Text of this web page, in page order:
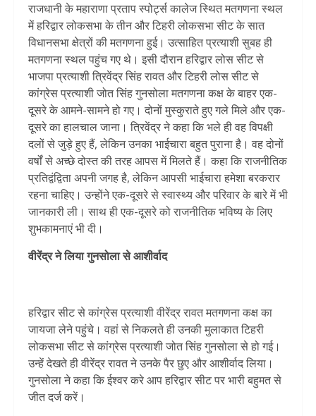
राजधानी के महाराणा प्रताप स्पोर्ट्स कालेज स्थित मतगणना स्थल
में हरिद्वार लोकसभा के तीन और टिहरी लोकसभा सीट के सात
विधानसभा क्षेत्रों की मतगणना हुई। उत्साहित प्रत्याशी सुबह ही
मतगणना स्थल पहुंच गए थे। इसी दौरान हरिद्वार लोस सीट से
भाजपा प्रत्याशी त्रिवेंद्र सिंह रावत और टिहरी लोस सीट से
कांग्रेस प्रत्याशी जोत सिंह गुनसोला मतगणना कक्ष के बाहर एक-
दूसरे के आमने-सामने हो गए। दोनों मुस्कुराते हुए गले मिले और एक-
दूसरे का हालचाल जाना। त्रिवेंद्र ने कहा कि भले ही वह विपक्षी
दलों से जुड़े हुए हैं, लेकिन उनका भाईचारा बहुत पुराना है। वह दोनों
वर्षों से अच्छे दोस्त की तरह आपस में मिलते हैं। कहा कि राजनीतिक
प्रतिद्वंद्विता अपनी जगह है, लेकिन आपसी भाईचारा हमेशा बरकरार
रहना चाहिए। उन्होंने एक-दूसरे से स्वास्थ्य और परिवार के बारे में भी
जानकारी ली। साथ ही एक-दूसरे को राजनीतिक भविष्य के लिए
शुभकामनाएं भी दी।
वीरेंद्र ने लिया गुनसोला से आशीर्वाद
हरिद्वार सीट से कांग्रेस प्रत्याशी वीरेंद्र रावत मतगणना कक्ष का
जायजा लेने पहुंचे। वहां से निकलते ही उनकी मुलाकात टिहरी
लोकसभा सीट से कांग्रेस प्रत्याशी जोत सिंह गुनसोला से हो गई।
उन्हें देखते ही वीरेंद्र रावत ने उनके पैर छुए और आशीर्वाद लिया।
गुनसोला ने कहा कि ईश्वर करे आप हरिद्वार सीट पर भारी बहुमत से
जीत दर्ज करें।